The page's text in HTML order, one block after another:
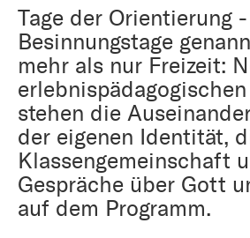
Tage der Orientierung
Besinnungstage
mehr als nur Freizeit:
stehen die
der eigenen Identität,
Klassengemeinschaft
Gespräche über Gott
auf dem Programm.
Religion in der Schule
Kunst
Tourismus
Gegen